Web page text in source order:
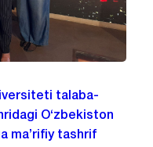
talaba-
O‘zbekiston
ma’rifiy tashrif